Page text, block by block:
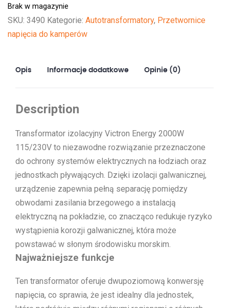
Brak w magazynie
SKU: 3490 Kategorie: Autotransformatory, Przetwornice
napięcia do kamperów
Opis Informacje dodatkowe Opinie (0)
Description
Transformator izolacyjny Victron Energy 2000W
115/230V to niezawodne rozwiązanie przeznaczone
do ochrony systemów elektrycznych na łodziach oraz
jednostkach pływających. Dzięki izolacji galwanicznej,
urządzenie zapewnia pełną separację pomiędzy
obwodami zasilania brzegowego a instalacją
elektryczną na pokładzie, co znacząco redukuje ryzyko
wystąpienia korozji galwanicznej, która może
powstawać w słonym środowisku morskim.
Najważniejsze funkcje
Ten transformator oferuje dwupoziomową konwersję
napięcia, co sprawia, że jest idealny dla jednostek,